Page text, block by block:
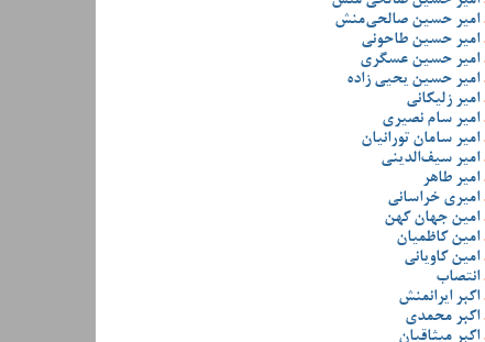
امیر حسین صالحی‌منش
امیر حسین طاحونی
امیر حسین عسگری
امیر حسین یحیی زاده
امیر زلیکانی
امیر سام نصیری
امیر سامان تورانیان
امیر سیف‌الدینی
امیر طاهر
امیری خراسانی
امین جهان کهن
امین کاظمیان
امین کاویانی
انتصاب
اکبر ایرانمنش
اکبر محمدی
اکبر میثاقیان